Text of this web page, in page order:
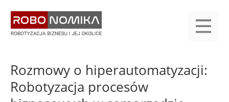
treści
yasne
main
menu
Rozmowy o hiperautomatyzacji:
Robotyzacja procesów